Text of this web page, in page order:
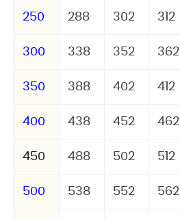
250 288 302 312
300 338 352 362
350 388 402 412
400 438 452 462
450 488 502 512
500 538 552 562